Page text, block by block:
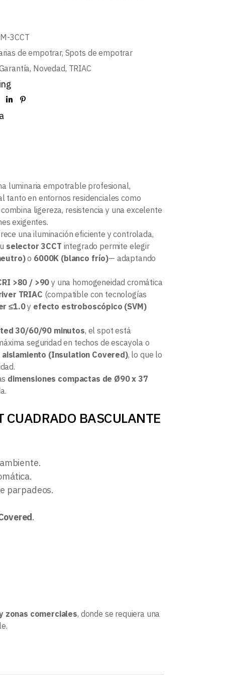
3CCT
de empotrar, Spots de empotrar
, Novedad, TRIAC
luminaria empotrable profesional,
tanto en entornos residenciales como
combina ligereza, resistencia y una excelente
exigentes.
una iluminación eficiente y controlada,
selector 3CCT integrado permite elegir
o 6000K (blanco frío)— adaptando
>80 / >90y una homogeneidad cromática
TRIAC (compatible con tecnologías
≤1.0y efecto estroboscópico (SVM)
30/60/90 minutos, el spot está
seguridad en techos de escayola o
(Insulation Covered), lo que lo
dimensiones compactas de Ø90 x 37
BASCULANTE
parpadeos.
.
zonas comerciales, donde se requiera una